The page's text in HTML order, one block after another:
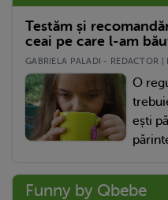
Testăm și
ceai pe care l-am
GABRIELA PALADI - REDACTOR
O
ești
Funny by Qbebe